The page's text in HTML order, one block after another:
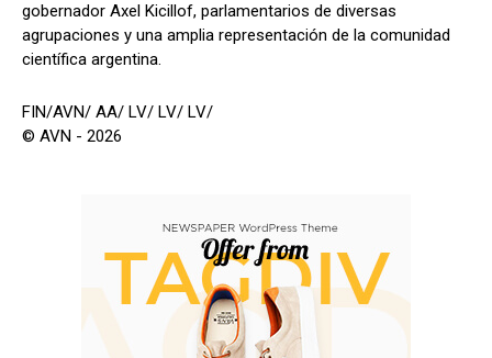
gobernador Axel Kicillof, parlamentarios de diversas
agrupaciones y una amplia representación de la comunidad
científica argentina.
FIN/AVN/ AA/ LV/ LV/ LV/
© AVN - 2026